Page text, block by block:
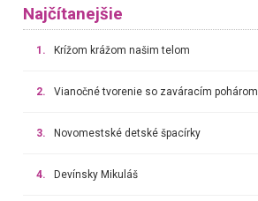
Najčítanejšie
1. Krížom krážom našim telom
2. Vianočné tvorenie so zaváracím pohárom
3. Novomestské detské špacírky
4. Devínsky Mikuláš